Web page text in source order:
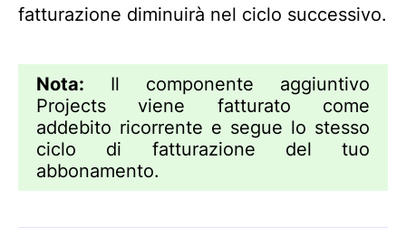
fatturazione diminuirà nel ciclo successivo.
Nota: Il componente aggiuntivo
Projects viene fatturato come
addebito ricorrente e segue lo stesso
ciclo di fatturazione del tuo
abbonamento.